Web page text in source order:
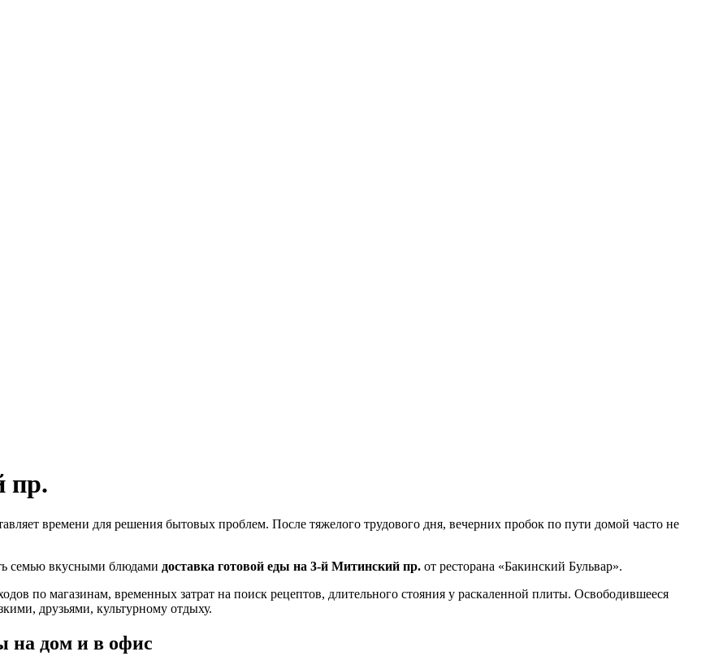
пр.
времени для решения бытовых проблем. После тяжелого трудового дня, вечерних пробок по пути домой часто не
семью вкусными блюдами доставка готовой еды на 3-й Митинский пр. от ресторана «Бакинский Бульвар».
по магазинам, временных затрат на поиск рецептов, длительного стояния у раскаленной плиты. Освободившееся
друзьями, культурному отдыху.
на дом и в офис